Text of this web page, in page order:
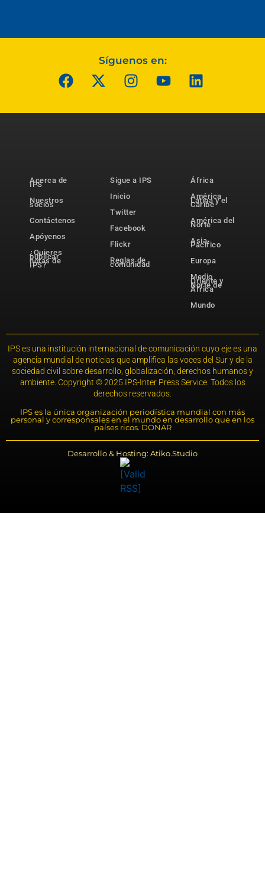
Síguenos en:
Acerca de
IPS
Nuestros
socios
Contáctenos
Apóyenos
¿Quieres
publicar
notas de
IPS?
Sigue a IPS
Inicio
Twitter
Facebook
Flickr
Reglas de
comunidad
África
América
Latina y el
Caribe
América del
Norte
Asia-
Pacífico
Europa
Medio
Oriente y
Norte de
África
Mundo
IPS es una institución internacional de comunicación cuyo eje es una
agencia mundial de noticias que amplifica las voces del Sur y de la
sociedad civil sobre desarrollo, globalización, derechos humanos y
ambiente. Copyright © 2025 IPS-Inter Press Service. Todos los
derechos reservados.
IPS es la única organización periodística mundial con más
personal y corresponsales en el mundo en desarrollo que en los
países ricos. DONAR
Desarrollo & Hosting: Atiko.Studio